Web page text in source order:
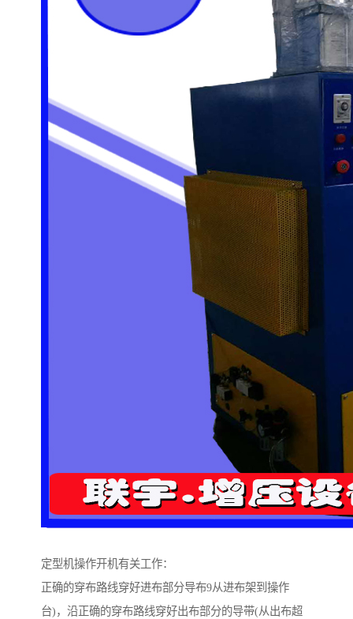
定型机操作开机有关工作：
正确的穿布路线穿好进布部分导布9从进布架到操作
台)，沿正确的穿布路线穿好出布部分的导带(从出布超